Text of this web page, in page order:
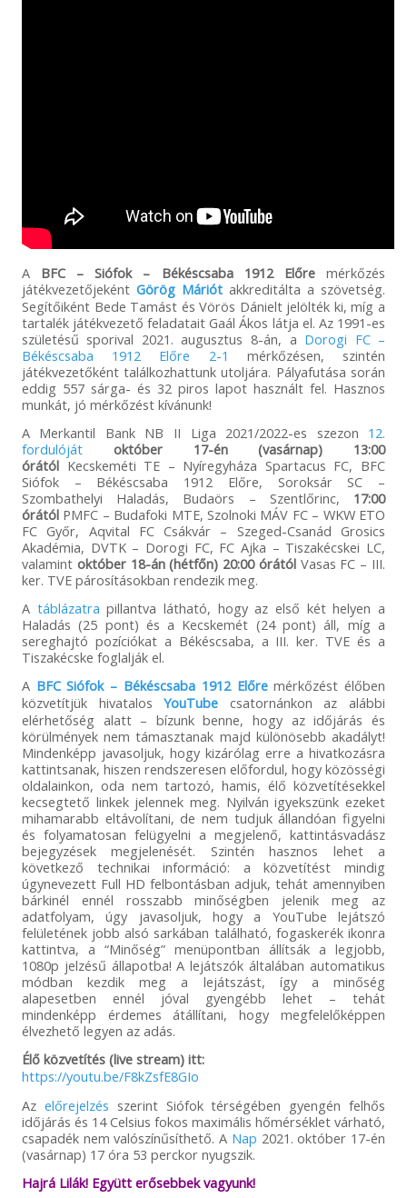
A BFC – Siófok – Békéscsaba 1912 Előremérkőzés
játékvezetőjeként Görög Máriótakkreditálta a szövetség.
Segítőiként Bede Tamást és Vörös Dánielt jelölték ki, míg a
tartalék játékvezető feladatait Gaál Ákos látja el. Az 1991-es
születésű sporival 2021. augusztus 8-án, a Dorogi FC –
Békéscsaba 1912 Előre 2-1
mérkőzésen, szintén
játékvezetőként találkozhattunk utoljára. Pályafutása során
eddig 557 sárga- és 32 piros lapot használt fel. Hasznos
munkát, jó mérkőzést kívánunk!
A Merkantil Bank NB II Liga 2021/2022-es szezon 12.
fordulóját
október 17-én (vasárnap) 13:00
órátólKecskeméti TE – Nyíregyháza Spartacus FC, BFC
Siófok – Békéscsaba 1912 Előre, Soroksár SC –
Szombathelyi Haladás, Budaörs – Szentlőrinc, 17:00
órátólPMFC – Budafoki MTE, Szolnoki MÁV FC – WKW ETO
FC Győr, Aqvital FC Csákvár – Szeged-Csanád Grosics
Akadémia, DVTK – Dorogi FC, FC Ajka – Tiszakécskei LC,
valamint október 18-án (hétfőn) 20:00 órátólVasas FC – III.
ker. TVE párosításokban rendezik meg.
A táblázatra pillantva látható, hogy az első két helyen a
Haladás (25 pont) és a Kecskemét (24 pont) áll, míg a
sereghajtó pozíciókat a Békéscsaba, a III. ker. TVE és a
Tiszakécske foglalják el.
A BFC Siófok – Békéscsaba 1912 Előremérkőzést élőben
közvetítjük hivatalosYouTube csatornánkon az alábbi
elérhetőség alatt – bízunk benne, hogy az időjárás és
körülmények nem támasztanak majd különösebb akadályt!
Mindenképp javasoljuk, hogy kizárólag erre a hivatkozásra
kattintsanak, hiszen rendszeresen előfordul, hogy közösségi
oldalainkon, oda nem tartozó, hamis, élő közvetítésekkel
kecsegtető linkek jelennek meg. Nyilván igyekszünk ezeket
mihamarabb eltávolítani, de nem tudjuk állandóan figyelni
és folyamatosan felügyelni a megjelenő, kattintásvadász
bejegyzések megjelenését. Szintén hasznos lehet a
következő technikai információ: a közvetítést mindig
úgynevezett Full HD felbontásban adjuk, tehát amennyiben
bárkinél ennél rosszabb minőségben jelenik meg az
adatfolyam, úgy javasoljuk, hogy a YouTube lejátszó
felületének jobb alsó sarkában található, fogaskerék ikonra
kattintva, a “Minőség” menüpontban állítsák a legjobb,
1080p jelzésű állapotba! A lejátszók általában automatikus
módban kezdik meg a lejátszást, így a minőség
alapesetben ennél jóval gyengébb lehet – tehát
mindenképp érdemes átállítani, hogy megfelelőképpen
élvezhető legyen az adás.
Élő közvetítés (live stream) itt:
https://youtu.be/F8kZsfE8GIo
Az előrejelzés szerint Siófok térségében gyengén felhős
időjárás és 14 Celsius fokos maximális hőmérséklet várható,
csapadék nem valószínűsíthető. A Nap 2021. október 17-én
(vasárnap) 17 óra 53 perckor nyugszik.
Hajrá Lilák! Együtt erősebbek vagyunk!